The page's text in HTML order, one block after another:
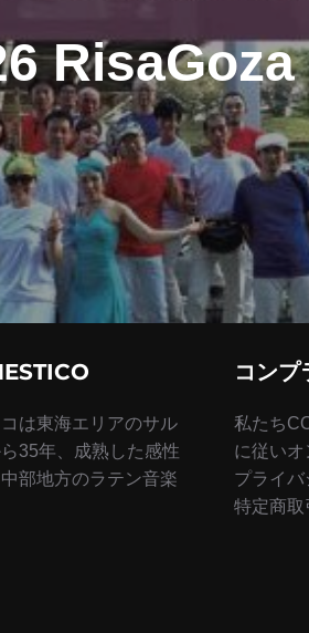
は東海エリアのサル
35年、成熟した感性
部地方のラテン音楽
コンプ
私たち
に従いオ
プライ
特定商取